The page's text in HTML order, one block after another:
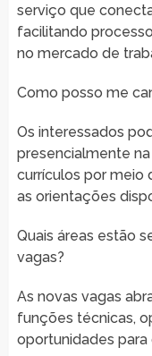
serviço que
facilitando
no mercado de
Como posso me
Os interessados
presencialmente
currículos por meio
as orientações
Quais áreas estão
vagas?
As novas vagas
funções técnicas,
oportunidades